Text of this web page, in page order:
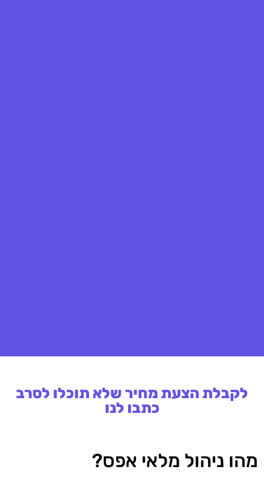
לקבלת הצעת מחיר שלא תוכלו לסרב
כתבו לנו
מהו ניהול מלאי אפס?